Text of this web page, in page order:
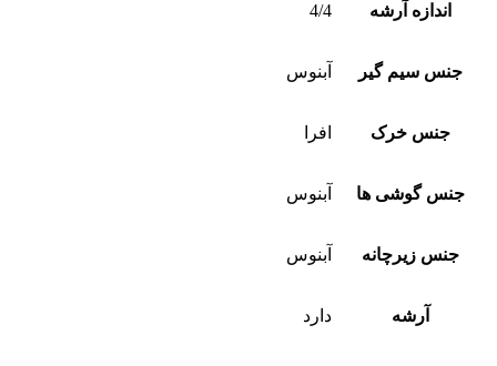
اندازه آرشه 4/4
جنس سیم گیر آبنوس
جنس خرک افرا
جنس گوشی ها آبنوس
جنس زیرچانه آبنوس
آرشه دارد